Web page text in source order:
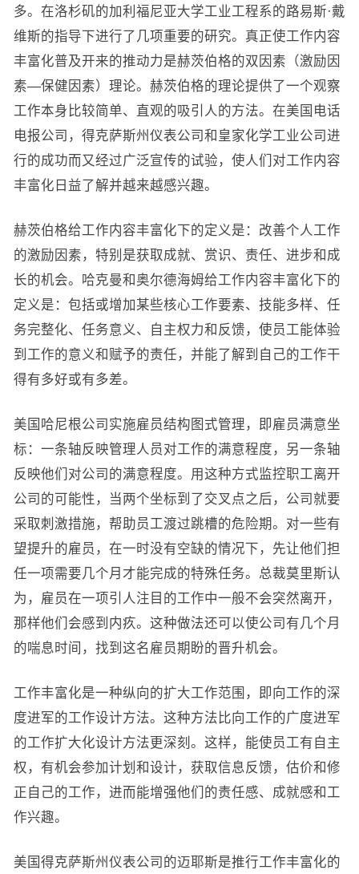
多。在洛杉矶的加利福尼亚大学工业工程系的路易斯·戴
维斯的指导下进行了几项重要的研究。真正使工作内容
丰富化普及开来的推动力是赫茨伯格的双因素（激励因
素—保健因素）理论。赫茨伯格的理论提供了一个观察
工作本身比较简单、直观的吸引人的方法。在美国电话
电报公司，得克萨斯州仪表公司和皇家化学工业公司进
行的成功而又经过广泛宣传的试验，使人们对工作内容
丰富化日益了解并越来越感兴趣。
赫茨伯格给工作内容丰富化下的定义是：改善个人工作
的激励因素，特别是获取成就、赏识、责任、进步和成
长的机会。哈克曼和奥尔德海姆给工作内容丰富化下的
定义是：包括或增加某些核心工作要素、技能多样、任
务完整化、任务意义、自主权力和反馈，使员工能体验
到工作的意义和赋予的责任，并能了解到自己的工作干
得有多好或有多差。
美国哈尼根公司实施雇员结构图式管理，即雇员满意坐
标：一条轴反映管理人员对工作的满意程度，另一条轴
反映他们对公司的满意程度。用这种方式监控职工离开
公司的可能性，当两个坐标到了交叉点之后，公司就要
采取刺激措施，帮助员工渡过跳槽的危险期。对一些有
望提升的雇员，在一时没有空缺的情况下，先让他们担
任一项需要几个月才能完成的特殊任务。总裁莫里斯认
为，雇员在一项引人注目的工作中一般不会突然离开，
那样他们会感到内疚。这种做法还可以使公司有几个月
的喘息时间，找到这名雇员期盼的晋升机会。
工作丰富化是一种纵向的扩大工作范围，即向工作的深
度进军的工作设计方法。这种方法比向工作的广度进军
的工作扩大化设计方法更深刻。这样，能使员工有自主
权，有机会参加计划和设计，获取信息反馈，估价和修
正自己的工作，进而能增强他们的责任感、成就感和工
作兴趣。
美国得克萨斯州仪表公司的迈耶斯是推行工作丰富化的